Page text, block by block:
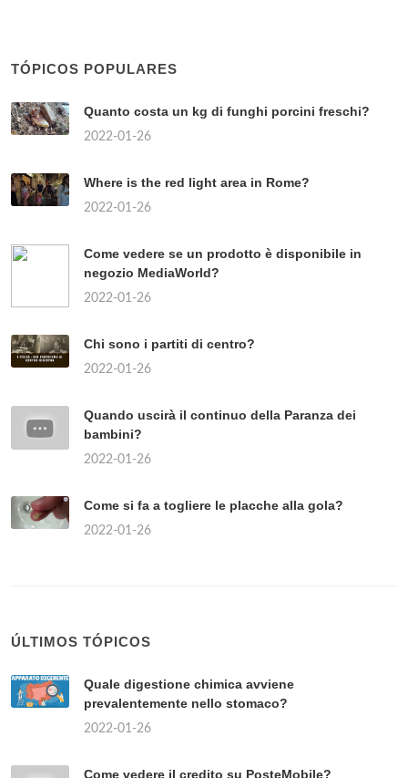
TÓPICOS POPULARES
Quanto costa un kg di funghi porcini freschi?
2022-01-26
Where is the red light area in Rome?
2022-01-26
Come vedere se un prodotto è disponibile in
negozio MediaWorld?
2022-01-26
Chi sono i partiti di centro?
2022-01-26
Quando uscirà il continuo della Paranza dei
bambini?
2022-01-26
Come si fa a togliere le placche alla gola?
2022-01-26
ÚLTIMOS TÓPICOS
Quale digestione chimica avviene
prevalentemente nello stomaco?
2022-01-26
Come vedere il credito su PosteMobile?